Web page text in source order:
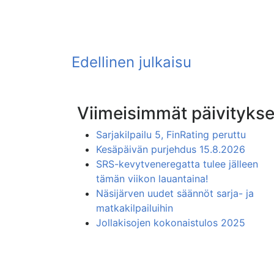
Viimeisimmät
Sarjakilpailu 5, FinRating peruttu
Kesäpäivän purjehdus 15.8.2026
SRS-kevytveneregatta tulee jälleen
tämän viikon lauantaina!
Näsijärven uudet säännöt sarja- ja
matkakilpailuihin
Jollakisojen kokonaistulos 2025